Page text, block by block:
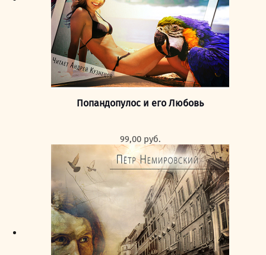
Попандопулос и его Любовь
99,00 руб.